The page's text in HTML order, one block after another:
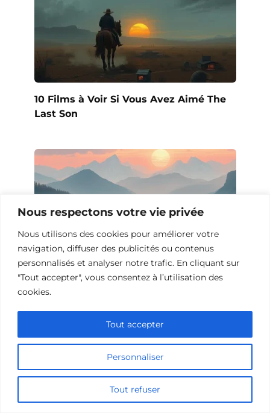
Nous respectons votre vie privée
Nous utilisons des cookies pour améliorer votre
navigation, diffuser des publicités ou contenus
personnalisés et analyser notre trafic. En cliquant sur
"Tout accepter", vous consentez à l’utilisation des
cookies.
Personnaliser
Tout refuser
Tout accepter
10 Films à Voir Si Vous Avez Aimé The
Last Son
10 Films et Séries Similaires à
Opération Love